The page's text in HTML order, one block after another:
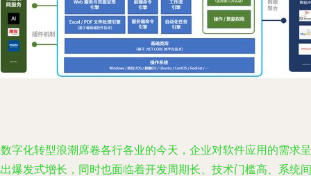
字化转型浪潮席卷各行各业的今天，企业对软件应用的需求呈
爆发式增长，同时也面临着开发周期长、技术门槛高、系统间